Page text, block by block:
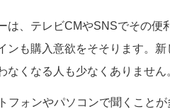
は、テレビCMやSNSでその
ンも購入意欲をそそります。
なくなる人も少なくありません
フォンやパソコンで聞くことが